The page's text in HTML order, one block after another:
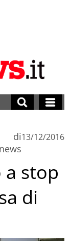
di
news
13/12/2016
a stop
di